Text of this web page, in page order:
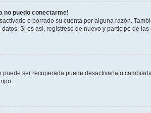
no puedo conectarme!
o borrado su cuenta por alguna razón.
Si es así, registrese de nuevo y participe de las
puede ser recuperada puede desactivarla o